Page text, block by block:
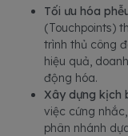
Tối ưu hóa
(Touchpoints)
trình thủ công
hiệu quả,
động hóa.
Xây dựng kịch
việc cứng
phân nhánh